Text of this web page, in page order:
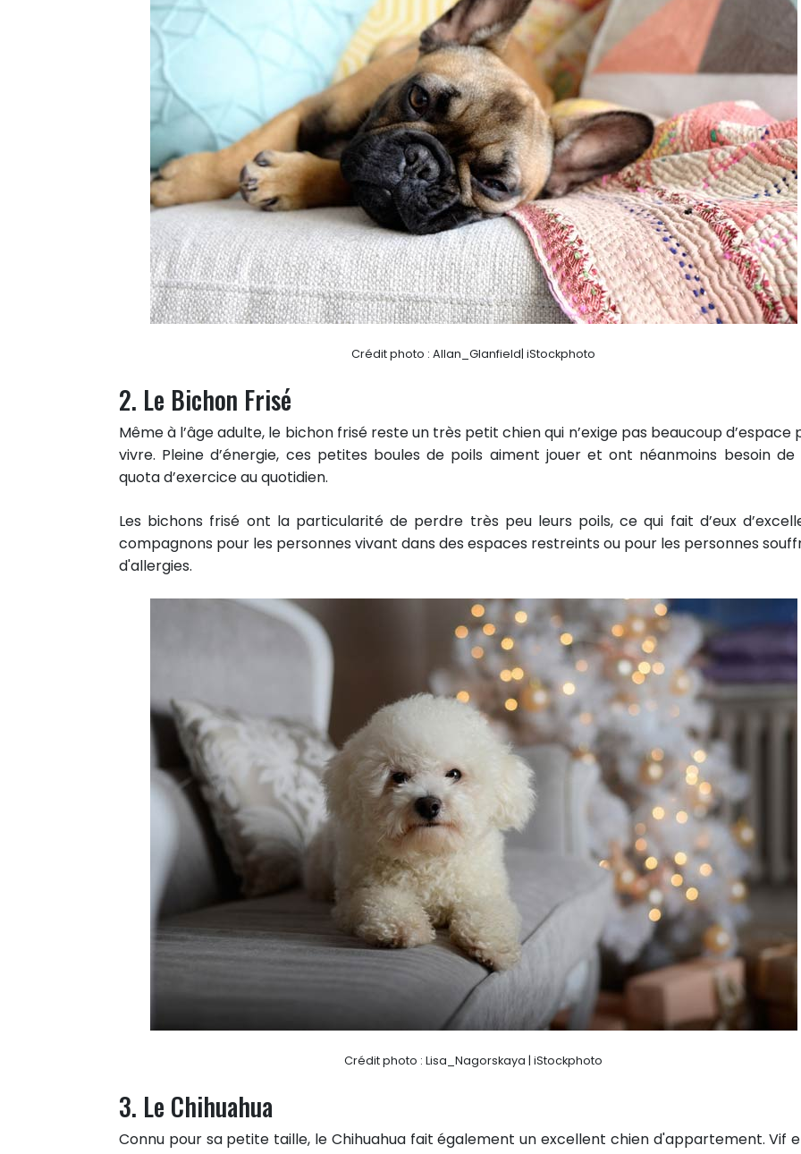
Crédit photo : Allan_Glanfield| iStockphoto
2. Le Bichon Frisé
Même à l’âge adulte, le bichon frisé reste un très petit chien qui n’exige pas beaucoup d’espace
vivre. Pleine d’énergie, ces petites boules de poils aiment jouer et ont néanmoins besoin de
quota d’exercice au quotidien.
Les bichons frisé ont la particularité de perdre très peu leurs poils, ce qui fait d’eux
compagnons pour les personnes vivant dans des espaces restreints ou pour les personnes
d'allergies.
Crédit photo : Lisa_Nagorskaya | iStockphoto
3. Le Chihuahua
Connu pour sa petite taille, le Chihuahua fait également un excellent chien d'appartement. Vif